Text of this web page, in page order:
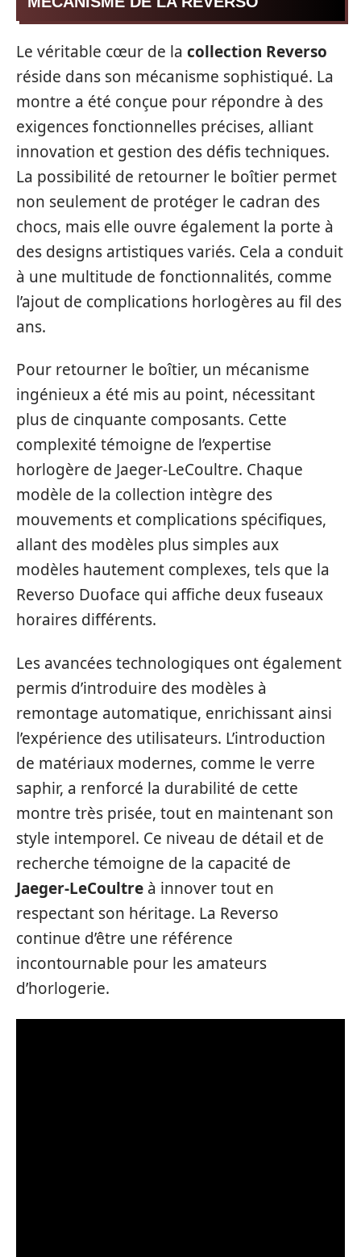
Le véritable cœur de la collection Reverso
réside dans son mécanisme sophistiqué. La
montre a été conçue pour répondre à des
exigences fonctionnelles précises, alliant
innovation et gestion des défis techniques.
La possibilité de retourner le boîtier permet
non seulement de protéger le cadran des
chocs, mais elle ouvre également la porte à
des designs artistiques variés. Cela a conduit
à une multitude de fonctionnalités, comme
l’ajout de complications horlogères au fil des
ans.
Pour retourner le boîtier, un mécanisme
ingénieux a été mis au point, nécessitant
plus de cinquante composants. Cette
complexité témoigne de l’expertise
horlogère de Jaeger-LeCoultre. Chaque
modèle de la collection intègre des
mouvements et complications spécifiques,
allant des modèles plus simples aux
modèles hautement complexes, tels que la
Reverso Duoface qui affiche deux fuseaux
horaires différents.
Les avancées technologiques ont également
permis d’introduire des modèles à
remontage automatique, enrichissant ainsi
l’expérience des utilisateurs. L’introduction
de matériaux modernes, comme le verre
saphir, a renforcé la durabilité de cette
montre très prisée, tout en maintenant son
style intemporel. Ce niveau de détail et de
recherche témoigne de la capacité de
Jaeger-LeCoultre à innover tout en
respectant son héritage. La Reverso
continue d’être une référence
incontournable pour les amateurs
d’horlogerie.